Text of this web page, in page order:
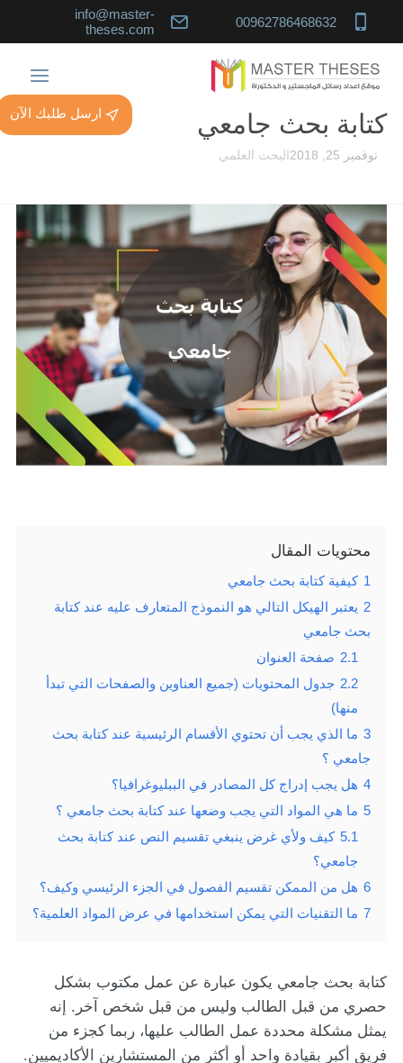
00962786468632
info@master-
theses.com
ارسل طلبك الآن كتابة بحث جامعي
نوفمبر 25, 2018 البحث العلمي
محتويات المقال
1 كيفية كتابة بحث جامعي
2 يعتبر الهيكل التالي هو النموذج المتعارف عليه عند كتابة
بحث جامعي
2.1 صفحة العنوان
2.2 جدول المحتويات (جميع العناوين والصفحات التي تبدأ
منها)
3 ما الذي يجب أن تحتوي الأقسام الرئيسية عند كتابة بحث
جامعي ؟
4 هل يجب إدراج كل المصادر في الببليوغرافيا؟
5 ما هي المواد التي يجب وضعها عند كتابة بحث جامعي ؟
5.1 كيف ولأي غرض ينبغي تقسيم النص عند كتابة بحث
جامعي؟
6 هل من الممكن تقسيم الفصول في الجزء الرئيسي وكيف؟
7 ما التقنيات التي يمكن استخدامها في عرض المواد العلمية؟
كتابة بحث جامعي يكون عبارة عن عمل مكتوب بشكل
حصري من قبل الطالب وليس من قبل شخص آخر. إنه
يمثل مشكلة محددة عمل الطالب عليها، ربما كجزء من
فريق أكبر بقيادة واحد أو أكثر من المستشارين الأكاديميين.